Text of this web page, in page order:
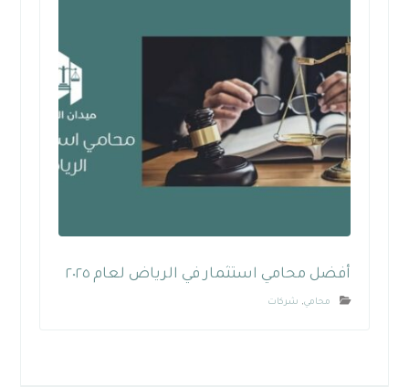
أفضل محامي استثمار في الرياض لعام ٢٠٢٥
محامي, شركات